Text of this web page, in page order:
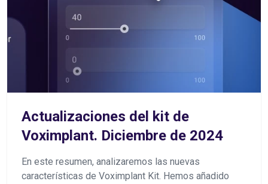
Actualizaciones del kit de
Voximplant. Diciembre de 2024
En este resumen, analizaremos las nuevas
características de Voximplant Kit. Hemos añadido